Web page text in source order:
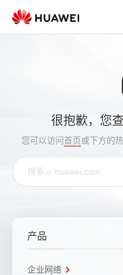
很抱歉，您
您可以访问首页或下方的
产品
企业网络